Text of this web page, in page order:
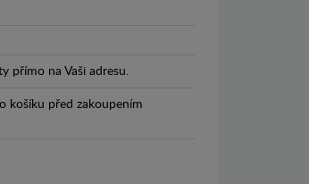
přímo na Vaši adresu.
košíku před zakoupením